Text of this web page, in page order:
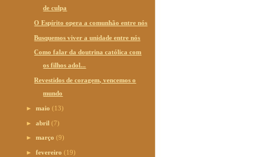
de culpa
O Espírito opera a comunhão entre nós
Busquemos viver a unidade entre nós
Como falar da doutrina católica com
os filhos adol...
Revestidos de coragem, vencemos o
mundo
►maio(13)
►abril(7)
►março(9)
►fevereiro(19)